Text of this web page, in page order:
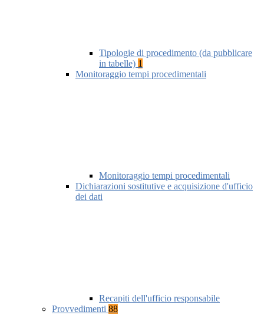
Tipologie di procedimento (da pubblicare
in tabelle) 1
Monitoraggio tempi procedimentali
Monitoraggio tempi procedimentali
Dichiarazioni sostitutive e acquisizione d'ufficio
dei dati
Recapiti dell'ufficio responsabile
Provvedimenti 88